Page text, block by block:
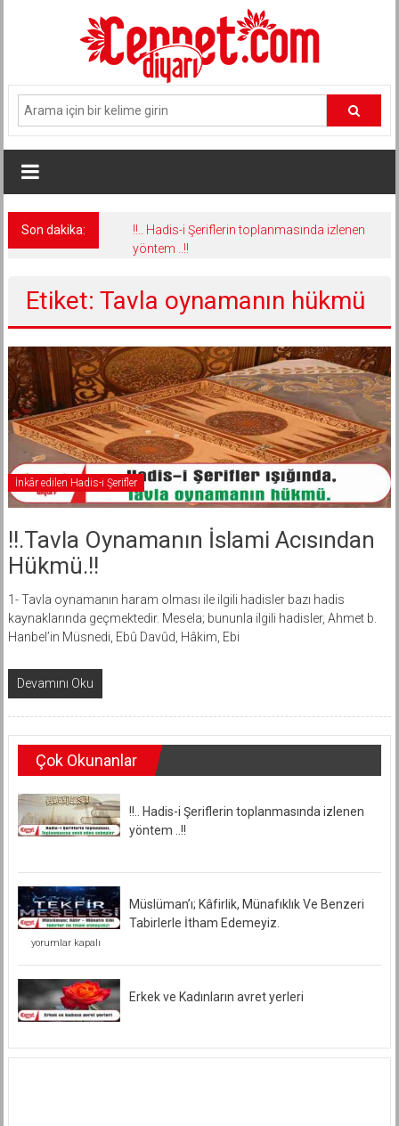
Son dakika:
!!.. Hadis-i Şeriflerin toplanmasında izlenen
yöntem ..!!
Etiket: Tavla oynamanın hükmü
İnkâr edilen Hadis-i Şerifler
!!.Tavla Oynamanın İslami Acısından
Hükmü.!!
1- Tavla oynamanın haram olması ile ilgili hadisler bazı hadis
kaynaklarında geçmektedir. Mesela; bununla ilgili hadisler, Ahmet b.
Hanbel’in Müsnedi, Ebû Davûd, Hâkim, Ebi
Devamını Oku
Çok Okunanlar
!!.. Hadis-i Şeriflerin toplanmasında izlenen
yöntem ..!!
Müslüman’ı; Kâfirlik, Münafıklık Ve Benzeri
Tabirlerle İtham Edemeyiz.
Müslüman’ı;
Münafıklık
Ve
Benzeri
Tabirlerle
İtham
yorumlar kapalı
Erkek ve Kadınların avret yerleri